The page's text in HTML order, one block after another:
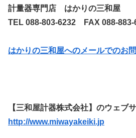
計量器専門店 はかりの三和屋
TEL 088-803-6232 FAX 088-883-
はかりの三和屋へのメールでのお
【三和屋計器株式会社】のウェブ
http://www.miwayakeiki.jp